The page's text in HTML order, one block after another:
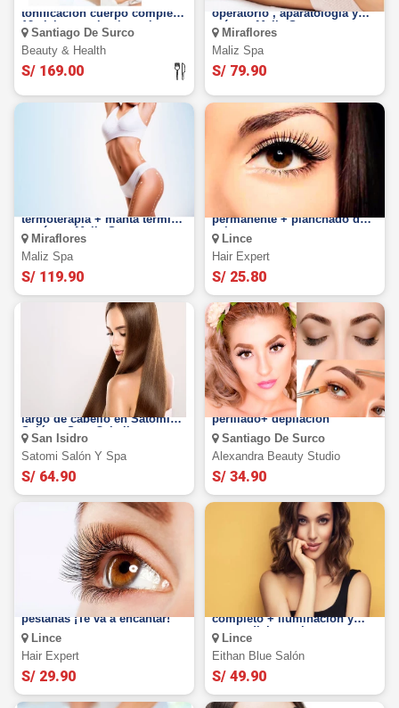
tonificación cuerpo completo
12 visitas, carboxiterapia ,
drenaje linfático, manta
térmica y más
Santiago De Surco
Beauty & Health
S/ 169.00
operatorio , aparatología y
más en Maliz Spa
Miraflores
Maliz Spa
S/ 79.90
Lipolaser sin cirugía +
termoterapia + manta térmica
y más en Maliz Spa
Miraflores
Maliz Spa
S/ 119.90
¡Mirada impactante! Rizado
permanente + planchado de
cejas
Lince
Hair Expert
S/ 25.80
LACEADO ESPEJO para todo
largo de cabello en Satomi
Salón y Spa ¡Cabello
radiante!
San Isidro
Satomi Salón Y Spa
S/ 64.90
Laminado de cejas +
perfilado+ depilación
Santiago De Surco
Alexandra Beauty Studio
S/ 34.90
Rizado permanente de
pestañas ¡Te va a encantar!
Lince
Hair Expert
S/ 29.90
¡Cambia de look! Tinte
completo + iluminación y
reacondicionamiento.
Lince
Eithan Blue Salón
S/ 49.90